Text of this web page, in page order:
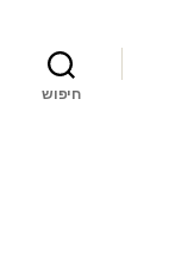
חיפוש